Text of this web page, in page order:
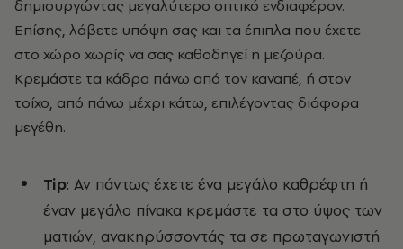
δημιουργώντας μεγαλύτερο οπτικό ενδιαφέρον.
Επίσης, λάβετε υπόψη σας και τα έπιπλα που έχετε
στο χώρο χωρίς να σας καθοδηγεί η μεζούρα.
Κρεμάστε τα κάδρα πάνω από τον καναπέ, ή στον
τοίχο, από πάνω μέχρι κάτω, επιλέγοντας διάφορα
μεγέθη.
Tip: Αν πάντως έχετε ένα μεγάλο καθρέφτη ή
έναν μεγάλο πίνακα κρεμάστε τα στο ύψος των
ματιών, ανακηρύσσοντάς τα σε πρωταγωνιστή